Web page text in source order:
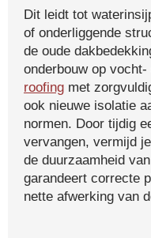
Dit leidt tot
of onderliggende
de oude
onderbouw op
roofing met
ook nieuwe isolatie
normen. Door tijdig
vervangen, vermijd
de duurzaamheid
garandeert correcte
nette afwerking van